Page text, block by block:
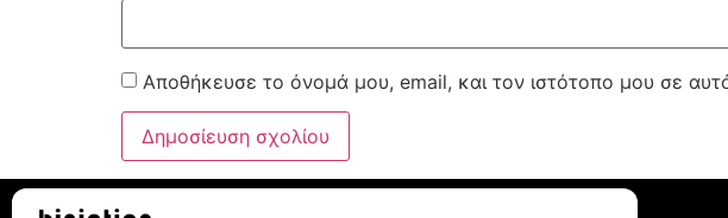
Αποθήκευσε το όνομά μου, email, και τον ιστότοπο μου σε